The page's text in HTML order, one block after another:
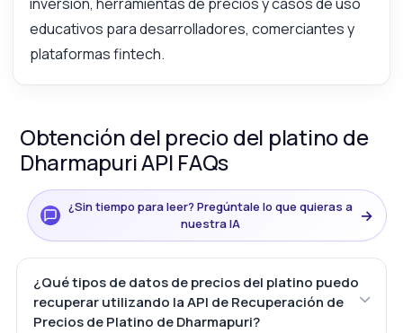
inversión, herramientas de precios y casos de uso
educativos para desarrolladores, comerciantes y
plataformas fintech.
Obtención del precio del platino de
Dharmapuri API FAQs
¿Sin tiempo para leer? Pregúntale lo que quieras a
nuestra IA
→
¿Qué tipos de datos de precios del platino puedo
recuperar utilizando la API de Recuperación de
Precios de Platino de Dharmapuri?